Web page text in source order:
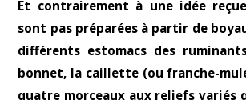
Et contrairement à une idée
sont pas préparées à partir de
différents estomacs des
bonnet, la caillette (ou franche-
quatre morceaux aux reliefs variés